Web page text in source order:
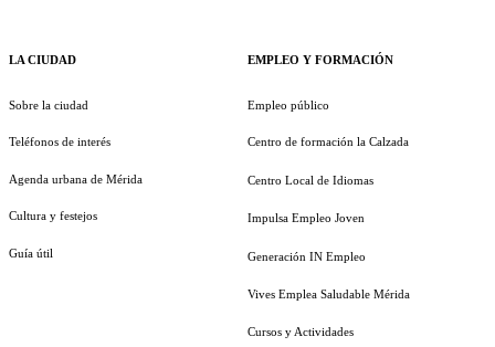
LA CIUDAD
Sobre la ciudad
Teléfonos de interés
Agenda urbana de Mérida
Cultura y festejos
Guía útil
EMPLEO Y FORMACIÓN
Empleo público
Centro de formación la Calzada
Centro Local de Idiomas
Impulsa Empleo Joven
Generación IN Empleo
Vives Emplea Saludable Mérida
Cursos y Actividades